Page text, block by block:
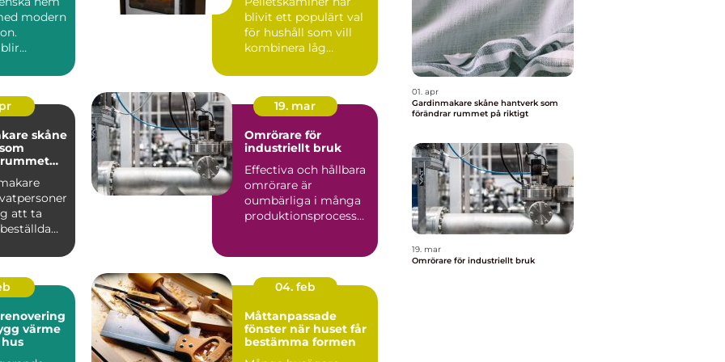
modern
s...
blivit ett populärt val
för hushåll som vill
kombinera låg
d me...
skåne
att ta
19. mar
Omrörare för
industriellt bruk
Effectiva och hållbara
omrörare är
oumbärliga i många
produktionsprocesse..
04. feb
Måttanpassade
fönster när huset får
bestämma formen
01. apr
Gardinmakare skåne hantverk som
förändrar rummet på riktigt
19. mar
Omrörare för industriellt bruk